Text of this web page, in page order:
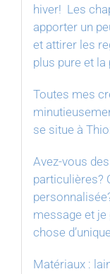
hiver! Les
apporter un
et attirer les
plus pure et la
Toutes mes
se situe à
Avez-vous
particulières?
message et je
chose
Matériaux :